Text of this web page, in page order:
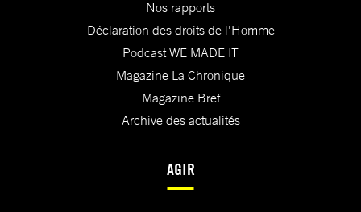
Nos rapports
Déclaration des droits de l'Homme
Podcast WE MADE IT
Magazine La Chronique
Magazine Bref
Archive des actualités
AGIR